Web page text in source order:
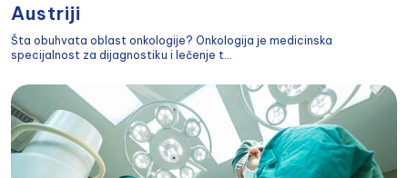
Austriji
Šta obuhvata oblast onkologije? Onkologija je medicinska
specijalnost za dijagnostiku i lečenje t...